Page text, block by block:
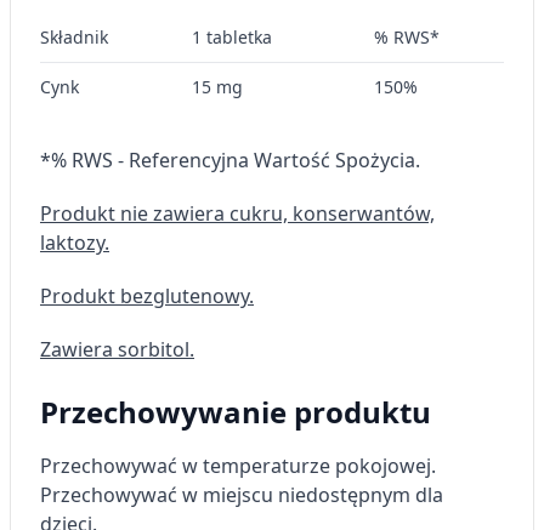
Składnik 1 tabletka % RWS*
Cynk 15 mg 150%
*% RWS - Referencyjna Wartość Spożycia.
Produkt nie zawiera cukru, konserwantów,
laktozy.
Produkt bezglutenowy.
Zawiera sorbitol.
Przechowywanie produktu
Przechowywać w temperaturze pokojowej.
Przechowywać w miejscu niedostępnym dla
dzieci.
Pomiar efektywności reklam
Rozumienie odbiorców dzięki statystyce lub
kombinacji danych z różnych źródeł
Rozwój i ulepszanie usług
wyboru treści
Funkcje specjalne IAB:
geolokalizacyjnych
aktywnie żądanych informacji
Cele przetwarzania inne niż IAB: